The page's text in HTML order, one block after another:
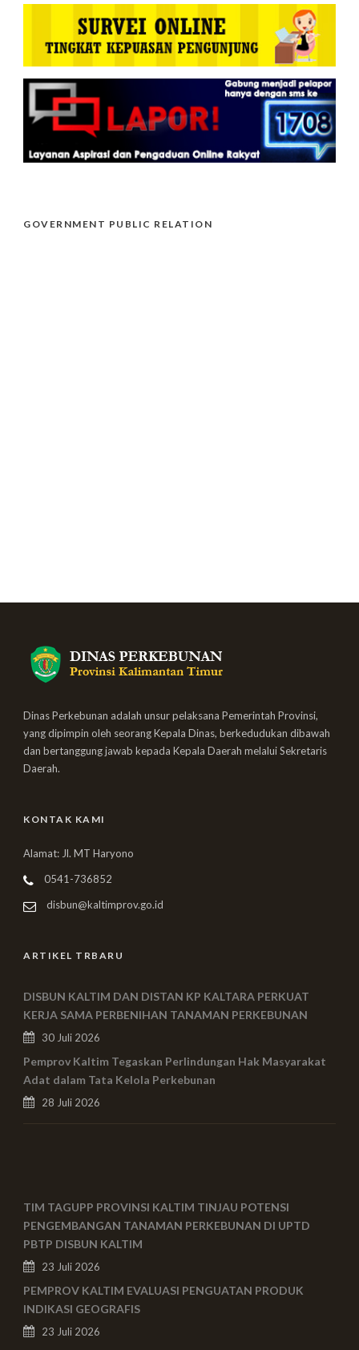
GOVERNMENT PUBLIC RELATION
Dinas Perkebunan adalah unsur pelaksana Pemerintah Provinsi,
yang dipimpin oleh seorang Kepala Dinas, berkedudukan dibawah
dan bertanggung jawab kepada Kepala Daerah melalui Sekretaris
Daerah.
KONTAK KAMI
Alamat: Jl. MT Haryono
0541-736852
disbun@kaltimprov.go.id
ARTIKEL TRBARU
DISBUN KALTIM DAN DISTAN KP KALTARA PERKUAT
KERJA SAMA PERBENIHAN TANAMAN PERKEBUNAN
30 Juli 2026
Pemprov Kaltim Tegaskan Perlindungan Hak Masyarakat
Adat dalam Tata Kelola Perkebunan
28 Juli 2026
TIM TAGUPP PROVINSI KALTIM TINJAU POTENSI
PENGEMBANGAN TANAMAN PERKEBUNAN DI UPTD
PBTP DISBUN KALTIM
23 Juli 2026
PEMPROV KALTIM EVALUASI PENGUATAN PRODUK
INDIKASI GEOGRAFIS
23 Juli 2026